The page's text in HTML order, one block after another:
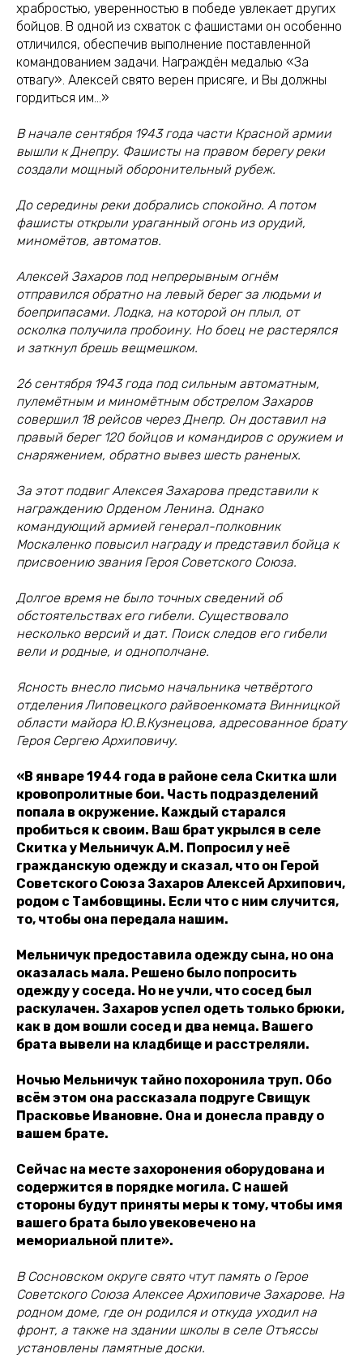
храбростью, уверенностью в победе увлекает других
бойцов. В одной из схваток с фашистами он особенно
отличился, обеспечив выполнение поставленной
командованием задачи. Награждён медалью «За
отвагу». Алексей свято верен присяге, и Вы должны
гордиться им…»
В начале сентября 1943 года части Красной армии
вышли к Днепру. Фашисты на правом берегу реки
создали мощный оборонительный рубеж.
До середины реки добрались спокойно. А потом
фашисты открыли ураганный огонь из орудий,
миномётов, автоматов.
Алексей Захаров под непрерывным огнём
отправился обратно на левый берег за людьми и
боеприпасами. Лодка, на которой он плыл, от
осколка получила пробоину. Но боец не растерялся
и заткнул брешь вещмешком.
26 сентября 1943 года под сильным автоматным,
пулемётным и миномётным обстрелом Захаров
совершил 18 рейсов через Днепр. Он доставил на
правый берег 120 бойцов и командиров с оружием и
снаряжением, обратно вывез шесть раненых.
За этот подвиг Алексея Захарова представили к
награждению Орденом Ленина. Однако
командующий армией генерал-полковник
Москаленко повысил награду и представил бойца к
присвоению звания Героя Советского Союза.
Долгое время не было точных сведений об
обстоятельствах его гибели. Существовало
несколько версий и дат. Поиск следов его гибели
вели и родные, и однополчане.
Ясность внесло письмо начальника четвёртого
отделения Липовецкого райвоенкомата Винницкой
области майора Ю.В.Кузнецова, адресованное брату
Героя Сергею Архиповичу.
«В январе 1944 года в районе села Скитка шли
кровопролитные бои. Часть подразделений
попала в окружение. Каждый старался
пробиться к своим. Ваш брат укрылся в селе
Скитка у Мельничук А.М. Попросил у неё
гражданскую одежду и сказал, что он Герой
Советского Союза Захаров Алексей Архипович,
родом с Тамбовщины. Если что с ним случится,
то, чтобы она передала нашим.
Мельничук предоставила одежду сына, но она
оказалась мала. Решено было попросить
одежду у соседа. Но не учли, что сосед был
раскулачен. Захаров успел одеть только брюки,
как в дом вошли сосед и два немца. Вашего
брата вывели на кладбище и расстреляли.
Ночью Мельничук тайно похоронила труп. Обо
всём этом она рассказала подруге Свищук
Прасковье Ивановне. Она и донесла правду о
вашем брате.
Сейчас на месте захоронения оборудована и
содержится в порядке могила. С нашей
стороны будут приняты меры к тому, чтобы имя
вашего брата было увековечено на
мемориальной плите».
В Сосновском округе свято чтут память о Герое
Советского Союза Алексее Архиповиче Захарове. На
родном доме, где он родился и откуда уходил на
фронт, а также на здании школы в селе Отъяссы
установлены памятные доски.